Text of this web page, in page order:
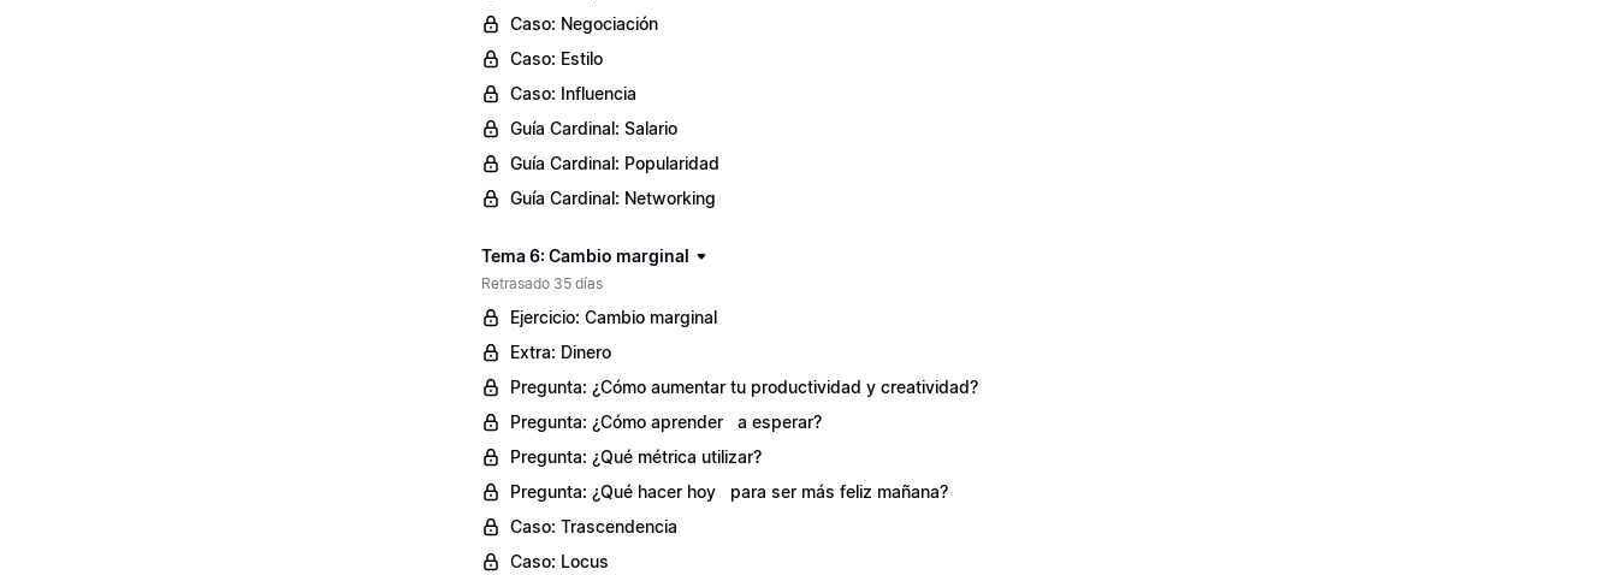
Caso: Negociación
Caso: Estilo
Caso: Influencia
Guía Cardinal: Salario
Guía Cardinal: Popularidad
Guía Cardinal: Networking
Tema 6: Cambio marginal
Retrasado 35 días
Ejercicio: Cambio marginal
Extra: Dinero
Pregunta: ¿Cómo aumentar tu productividad y creatividad?
Pregunta: ¿Cómo aprender a esperar?
Pregunta: ¿Qué métrica utilizar?
Pregunta: ¿Qué hacer hoy para ser más feliz mañana?
Caso: Trascendencia
Caso: Locus